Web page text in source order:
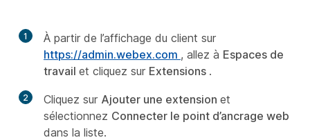
1
À partir de l’affichage du client sur
https://admin.webex.com , allez à Espaces de
travail et cliquez sur Extensions .
2 Cliquez sur Ajouter une extension et
sélectionnez Connecter le point d’ancrage web
dans la liste.